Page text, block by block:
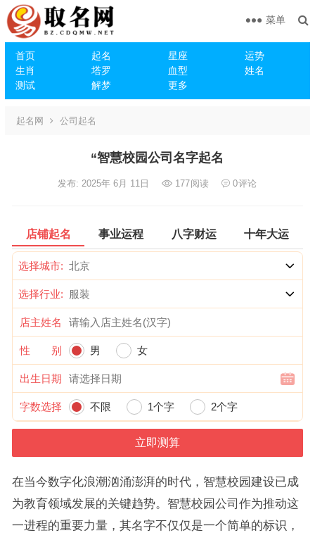
首页 起名 星座
运势
生肖
塔罗 血型
姓名
测试
解梦 更多
菜单
起名网 公司起名
“智慧校园公司名字起名
发布: 2025年 6月 11日 177阅读 0评论
店铺起名 事业运程 八字财运 十年大运
选择城市:
选择行业:
店主姓名
性 别 男 女
出生日期
字数选择 不限 1个字 2个字
在当今数字化浪潮汹涌澎湃的时代，智慧校园建设已成
为教育领域发展的关键趋势。智慧校园公司作为推动这
一进程的重要力量，其名字不仅仅是一个简单的标识，